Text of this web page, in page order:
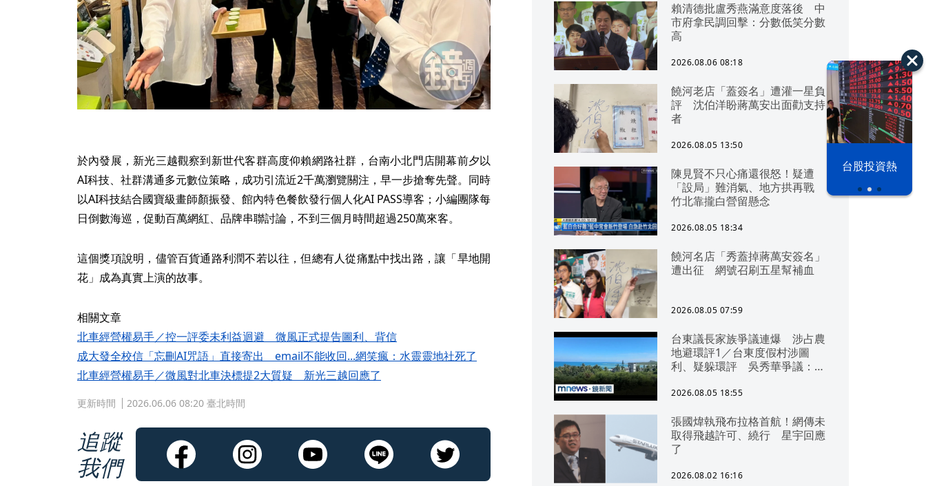
之下
台股投資熱
於內發展，新光三越觀察到新世代客群高度仰賴網路社群，台南小北門店開幕前夕以
AI科技、社群溝通多元數位策略，成功引流近2千萬瀏覽關注，早一步搶奪先聲。同時
以AI科技結合國寶級畫師顏振發、館內特色餐飲發行個人化AI PASS導客；小編團隊每
日倒數海巡，促動百萬網紅、品牌串聯討論，不到三個月時間超過250萬來客。
這個獎項說明，儘管百貨通路利潤不若以往，但總有人從痛點中找出路，讓「旱地開
花」成為真實上演的故事。
相關文章
北車經營權易手／控一評委未利益迴避 微風正式提告圖利、背信
成大發全校信「忘刪AI咒語」直接寄出 email不能收回...網笑瘋：水靈靈地社死了
北車經營權易手／微風對北車決標提2大質疑 新光三越回應了
更新時間 2026.06.06 08:20 臺北時間
追蹤
我們
賴清德批盧秀燕滿意度落後 中
市府拿民調回擊：分數低笑分數
高
2026.08.06 08:18
饒河老店「蓋簽名」遭灌一星負
評 沈伯洋盼蔣萬安出面勸支持
者
2026.08.05 13:50
陳見賢不只心痛還很怒！疑遭
「設局」難消氣、地方拱再戰
竹北靠攏白營留懸念
2026.08.05 18:34
饒河名店「秀蓋掉蔣萬安簽名」
遭出征 網號召刷五星幫補血
2026.08.05 07:59
台東議長家族爭議連爆 涉占農
地避環評1／台東度假村涉圖
利、疑躲環評 吳秀華爭議：概
2026.08.05 18:55
張國煒執飛布拉格首航！網傳未
取得飛越許可、繞行 星宇回應
了
2026.08.02 16:16